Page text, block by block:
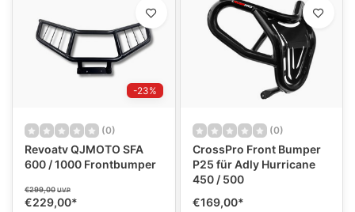
-23%
(0)
Revoatv QJMOTO SFA
600 / 1000 Frontbumper
€299,00 UVP
€229,00*
(0)
CrossPro Front Bumper
P25 für Adly Hurricane
450 / 500
€169,00*